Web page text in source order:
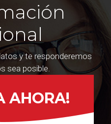
y te responderemos
sea posible.
AHORA!